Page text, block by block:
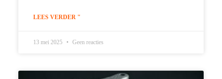
LEES VERDER "
13 mei 2025 Geen reacties